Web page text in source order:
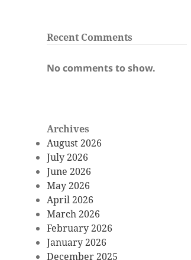
Recent Comments
No comments to show.
Archives
August 2026
July 2026
June 2026
May 2026
April 2026
March 2026
February 2026
January 2026
December 2025